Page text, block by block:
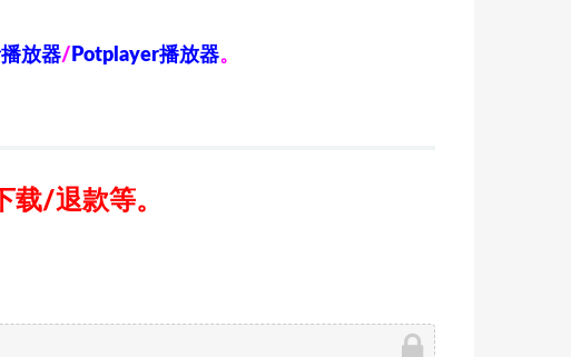
放器/ Potplayer播放器。
载/退款等。